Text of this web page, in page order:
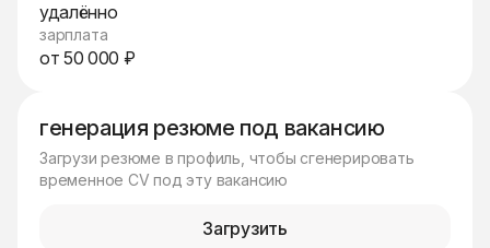
генерация резюме под вакансию
Загрузи резюме в профиль, чтобы сгенерировать
временное CV под эту вакансию
Загрузить
удалённо
зарплата
от 50 000 ₽